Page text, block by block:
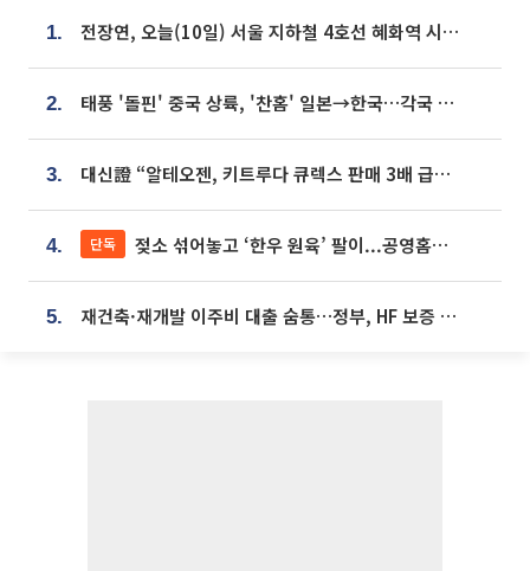
1. 전장연, 오늘(10일) 서울 지하철 4호선 혜화역 시위…1호선 용산역 무정차
2. 태풍 '돌핀' 중국 상륙, '찬홈' 일본→한국…각국 기상청 예상 경로는?
3. 대신證 “알테오젠, 키트루다 큐렉스 판매 3배 급증…목표가 41만원 상향”
4. 단독 젖소 섞어놓고 ‘한우 원육’ 팔이...공영홈쇼핑 표기·검증 구멍
5. 재건축·재개발 이주비 대출 숨통…정부, HF 보증 신설 추진